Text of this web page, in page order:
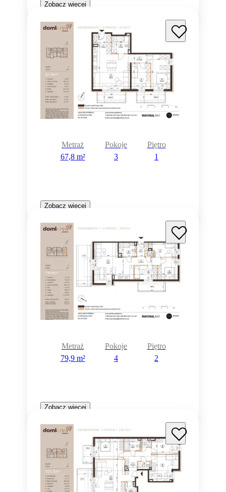
Zobacz więcej
Metraż
67,8 m²
Pokoje
3
Piętro
1
Zobacz więcej
Metraż
79,9 m²
Pokoje
4
Piętro
2
Zobacz więcej